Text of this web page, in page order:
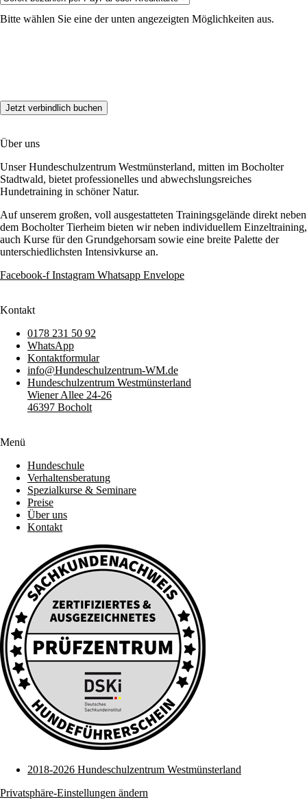
Bitte wählen Sie eine der unten angezeigten Möglichkeiten aus.
Über uns
Unser Hundeschulzentrum Westmünsterland, mitten im Bocholter
Stadtwald, bietet professionelles und abwechslungsreiches
Hundetraining in schöner Natur.
Auf unserem großen, voll ausgestatteten Trainingsgelände direkt neben
dem Bocholter Tierheim bieten wir neben individuellem Einzeltraining,
auch Kurse für den Grundgehorsam sowie eine breite Palette der
unterschiedlichsten Intensivkurse an.
Facebook-f Instagram Whatsapp Envelope
Kontakt
0178 231 50 92
WhatsApp
Kontaktformular
info@Hundeschulzentrum-WM.de
Hundeschulzentrum Westmünsterland
Wiener Allee 24-26
46397 Bocholt
Menü
Hundeschule
Verhaltensberatung
Spezialkurse & Seminare
Preise
Über uns
Kontakt
2018-2026 Hundeschulzentrum Westmünsterland
Privatsphäre-Einstellungen ändern